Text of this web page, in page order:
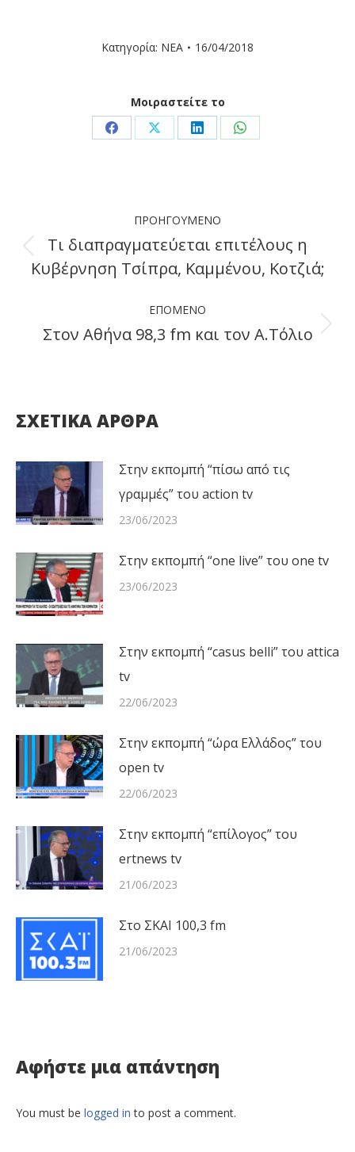
Κατηγορία: ΝΕΑ 16/04/2018
Μοιραστείτε το
Share Share Share Share
navigation
ΠΡΟΗΓΟΎΜΕΝΟ
Previous
post:
Τι διαπραγματεύεται επιτέλους η
Κυβέρνηση Τσίπρα, Καμμένου, Κοτζιά;
ΕΠΌΜΕΝΟ
Next
Στον Αθήνα 98,3 fm και τον Α.Τόλιο
ΣΧΕΤΙΚΑ ΑΡΘΡΑ
Στην εκπομπή “πίσω από τις
γραμμές” του action tv
23/06/2023
Στην εκπομπή “one live” του one tv
23/06/2023
Στην εκπομπή “casus belli” του attica
tv
22/06/2023
Στην εκπομπή “ώρα Ελλάδος” του
open tv
22/06/2023
Στην εκπομπή “επίλογος” του
ertnews tv
21/06/2023
Στο ΣΚΑΙ 100,3 fm
21/06/2023
Αφήστε μια απάντηση
You must be logged in to post a comment.